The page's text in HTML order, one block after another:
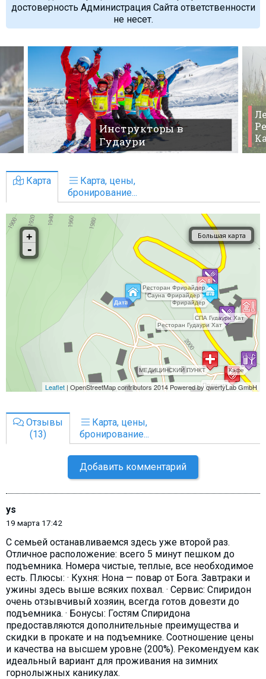
достоверность Администрация Сайта ответственности
не несет.
Инструкторы в
Гудаури
Карта
Карта, цены,
бронирование...
Отзывы
(13)
Карта, цены,
бронирование...
Добавить комментарий
ys
19 марта 17:42
С семьей останавливаемся здесь уже второй раз.
Отличное расположение: всего 5 минут пешком до
подъемника. Номера чистые, теплые, все необходимое
есть. Плюсы: · Кухня: Нона — повар от Бога. Завтраки и
ужины здесь выше всяких похвал. · Сервис: Спиридон
очень отзывчивый хозяин, всегда готов довезти до
подъемника. · Бонусы: Гостям Спиридона
предоставляются дополнительные преимущества и
скидки в прокате и на подъемнике. Соотношение цены
и качества на высшем уровне (200%). Рекомендуем как
идеальный вариант для проживания на зимних
горнолыжных каникулах.